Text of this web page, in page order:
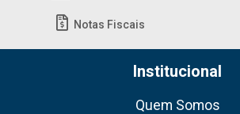
Notas Fiscais
Institucional
Quem Somos